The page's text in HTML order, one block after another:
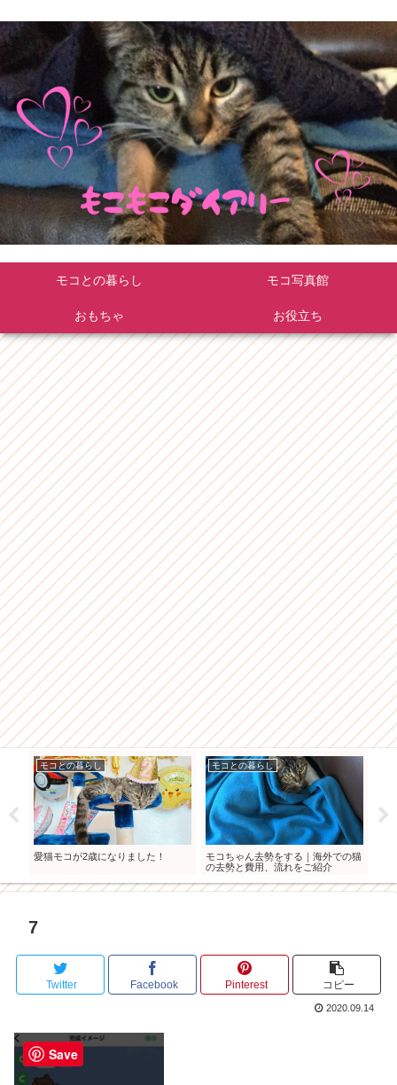
モコとの暮らし モコ写真館
おもちゃ お役立ち
モコとの暮らし
愛猫モコが2歳になりました！
モコとの暮らし
モコちゃん去勢をする｜海外での猫
の去勢と費用、流れをご紹介
7
Twitter Facebook Pinterest コピー
2020.09.14
Save